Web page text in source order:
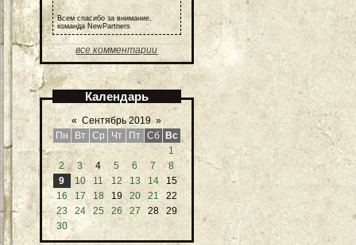
Всем спасибо за внимание,
команда NewPartners
все комментарии
Календарь
« Сентябрь 2019 »
Пн
Вт Ср Чт Пт Сб
Вс
1
2
3 4 5 6 7
8
9
10 11 12 13 14
15
16
17 18 19 20 21
22
23
24 25 26 27 28
29
30